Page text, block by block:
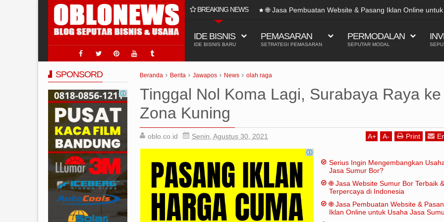
BREAKING NEWS
& Terpercaya di Indonesia 🌐 Jasa Pembuatan Website & Pasang Iklan Online
IDE BISNIS
IDE BISNIS BARU
PEMASARAN
SETRATEGI PEMASARAN
PERMODALAN
SEPUTAR MODAL
Beranda Berita Jawapos News olah raga
Tinggal Nol Koma Lagi, Surabaya Raya ke
Zona Kuning
oblo.co.id Senin, Agustus 30, 2021 A+ A- Print
Serius Ingin Mengembangkan
Jasa Sumur Bor?
🌐 Jasa Website Sumur Bor Terbaik &
Terpercaya di Indonesia
🌐 Jasa Pembuatan Website &
Iklan Online untuk Usaha Jasa
SPONSORD